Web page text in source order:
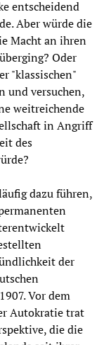
entscheidend
Aber würde die
Macht an ihren
Oder
"klassischen"
und versuchen,
weitreichende
in Angriff
des
dazu führen,
der
Vor dem
Autokratie trat
die die